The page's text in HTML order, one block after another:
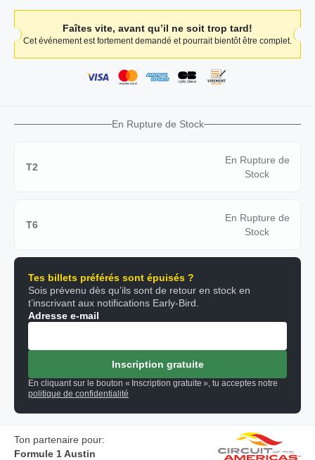
Faîtes vite, avant qu’il ne soit trop tard!
Cet événement est fortement demandé et pourrait bientôt être complet.
En Rupture de Stock
T2
En Rupture de
Stock
T6
En Rupture de
Stock
Tes billets préférés sont épuisés ?
Sois prévenu dès qu’ils sont de retour en stock en
t’inscrivant aux notifications Early-Bird.
Adresse e-mail
Inscription gratuite
En cliquant sur le bouton « Inscription gratuite », tu acceptes notre
politique de confidentialité
Ton partenaire pour:
Formule 1 Austin